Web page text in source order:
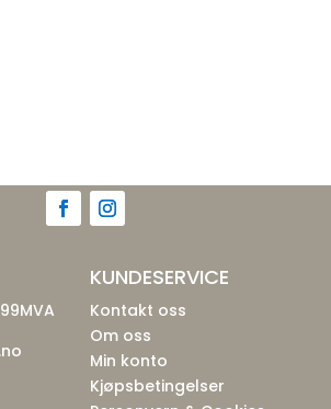
KUNDESERVICE
Kontakt oss
Om oss
Min konto
Kjøpsbetingelser